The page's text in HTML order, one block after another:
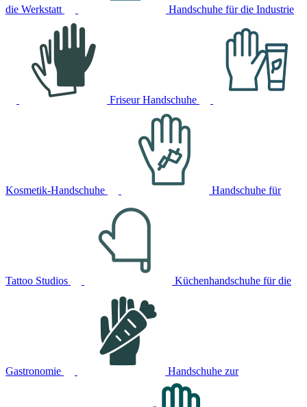
die Werkstatt Handschuhe für die Industrie
Friseur Handschuhe
Kosmetik-Handschuhe Handschuhe für
Tattoo Studios Küchenhandschuhe für die
Gastronomie Handschuhe zur